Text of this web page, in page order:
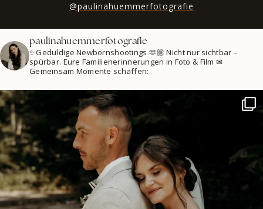
@paulinahuemmerfotografie
paulinahuemmerfotografie
✨Geduldige Newbornshootings 🫶🏼 Nicht nur sichtbar –
spürbar. Eure Familienerinnerungen in Foto & Film ✉
Gemeinsam Momente schaffen: